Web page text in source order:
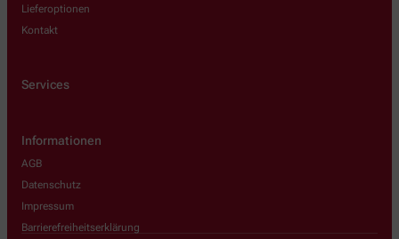
Lieferoptionen
Kontakt
Services
Informationen
AGB
Datenschutz
Impressum
Barrierefreiheitserklärung